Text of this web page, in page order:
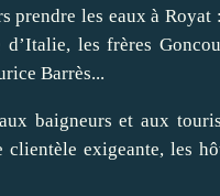
prendre les eaux à
les frères
Barrès...
baigneurs et aux
clientèle exigeante, les